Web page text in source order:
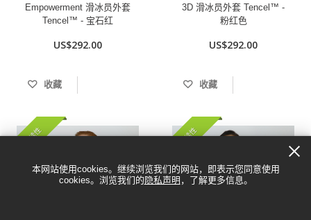
Empowerment 滑冰员外套
Tencel™ - 宝石红
US$292.00
收藏
3D 滑冰员外套 Tencel™ -
粉红色
US$292.00
收藏
可持续性 可持续性
本网站使用cookies。继续浏览我们的网站，即表示您同意使用
cookies。浏览我们的 隐私声明 ，了解更多信息。